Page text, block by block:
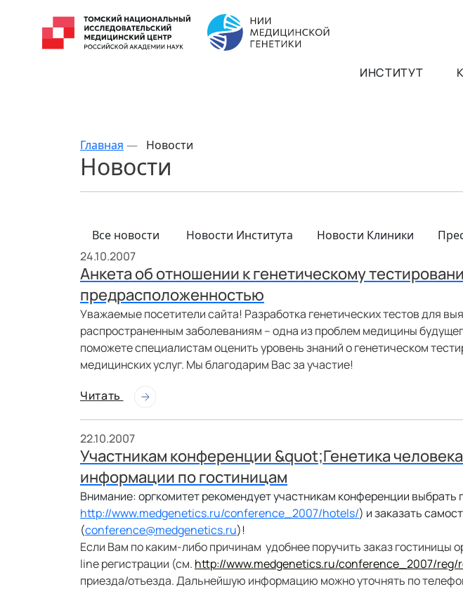
ИНСТИТУТ
Главная — Новости
Новости
Все новости Новости Института Новости Клиники
24.10.2007
Анкета об отношении к генетическому
предрасположенностью
Уважаемые посетители сайта! Разработка генетических тестов для
распространенным заболеваниям – одна из проблем медицины
поможете специалистам оценить уровень знаний о генетическом
медицинских услуг. Мы благодарим Вас за участие!
Читать
22.10.2007
Участникам конференции &quot;Генетика
информации по гостиницам
Внимание: оргкомитет рекомендует участникам конференции выбрать
http://www.medgenetics.ru/conference_2007/hotels/) и заказать
(conference@medgenetics.ru)!
Если Вам по каким-либо причинам удобнее поручить заказ гостиницы
lineрегистрации (см. http://www.medgenetics.ru/conference_2007/reg/
приезда/отъезда. Дальнейшую информацию можно уточнять по